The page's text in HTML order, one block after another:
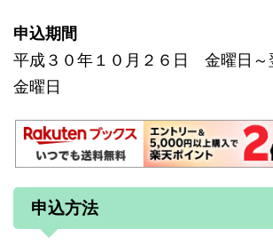
申込期間
平成３０年１０月２６日 金曜日
金曜日
申込方法